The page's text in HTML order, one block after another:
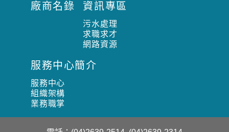
廠商名錄 資訊專區
污水處理
求職求才
網路資源
服務中心簡介
服務中心
組織架構
業務職掌